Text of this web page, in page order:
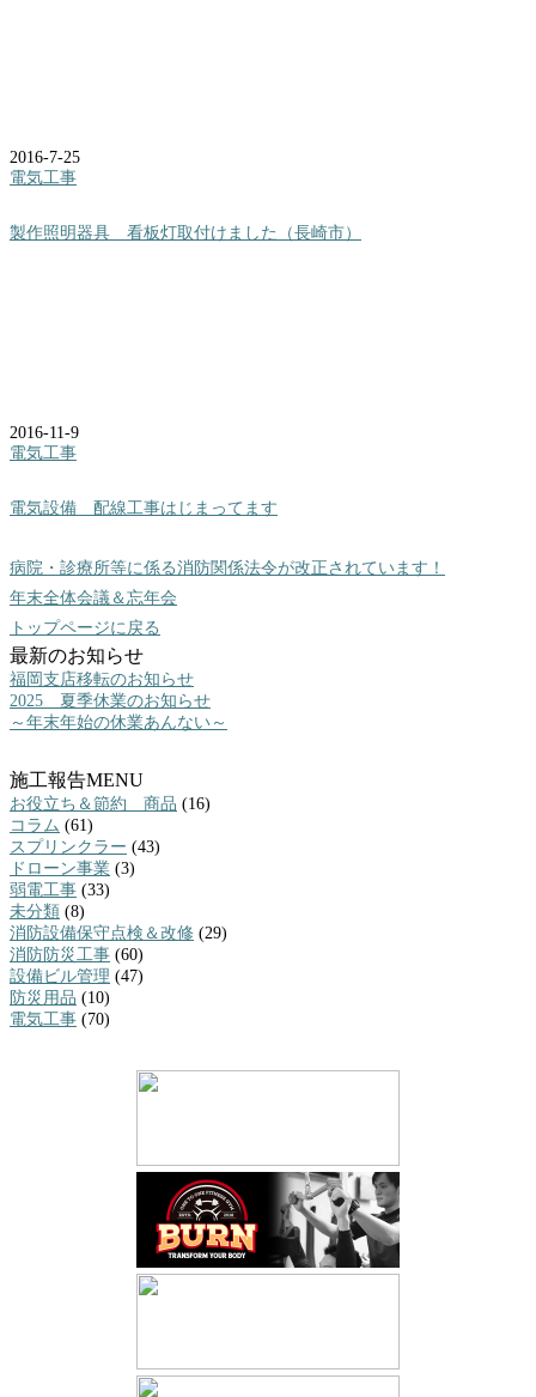
2016-7-25
電気工事
製作照明器具 看板灯取付けました（長崎市）
2016-11-9
電気工事
電気設備 配線工事はじまってます
病院・診療所等に係る消防関係法令が改正されています！
年末全体会議＆忘年会
トップページに戻る
最新のお知らせ
福岡支店移転のお知らせ
2025 夏季休業のお知らせ
～年末年始の休業あんない～
施工報告MENU
お役立ち＆節約 商品 (16)
コラム (61)
スプリンクラー (43)
ドローン事業 (3)
弱電工事 (33)
未分類 (8)
消防設備保守点検＆改修 (29)
消防防災工事 (60)
設備ビル管理 (47)
防災用品 (10)
電気工事 (70)